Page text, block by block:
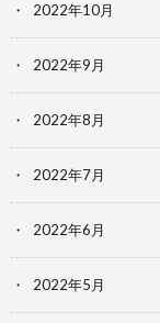
2022年10月
2022年9月
2022年8月
2022年7月
2022年6月
2022年5月